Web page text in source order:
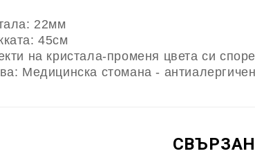
22мм
45см
на кристала-променя цвета си
Медицинска стомана -